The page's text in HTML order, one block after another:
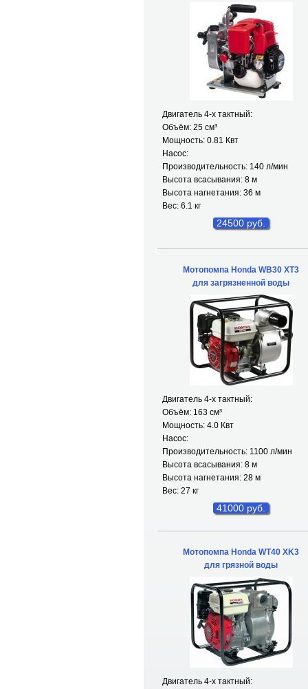
Двигатель 4-х тактный:
Объём: 25 см³
Мощность: 0.81 Квт
Насос:
Производительность: 140 л/мин
Высота всасывания: 8 м
Высота нагнетания: 36 м
Вес: 6.1 кг
24500 руб.
Мотопомпа Honda WB30 XT3
для загрязненной воды
Двигатель 4-х тактный:
Объём: 163 см³
Мощность: 4.0 Квт
Насос:
Производительность: 1100 л/мин
Высота всасывания: 8 м
Высота нагнетания: 28 м
Вес: 27 кг
41000 руб.
Мотопомпа Honda WT40 XK3
для грязной воды
Двигатель 4-х тактный: